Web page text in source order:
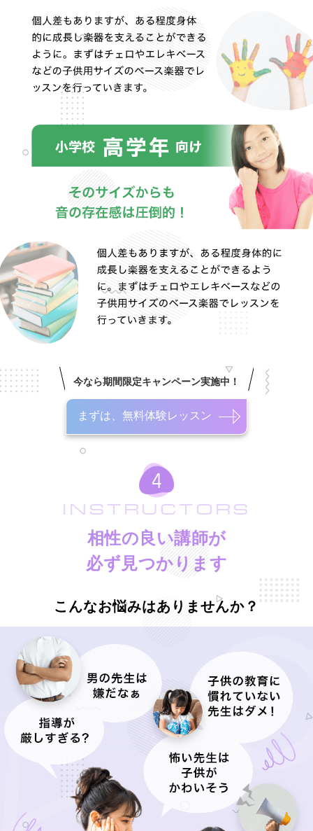
今なら期間限定キャンペーン実施中！
まずは、無料体験レッスン
INSTRUCTORS
相性の良い講師が
必ず見つかります
こんなお悩みはありませんか？